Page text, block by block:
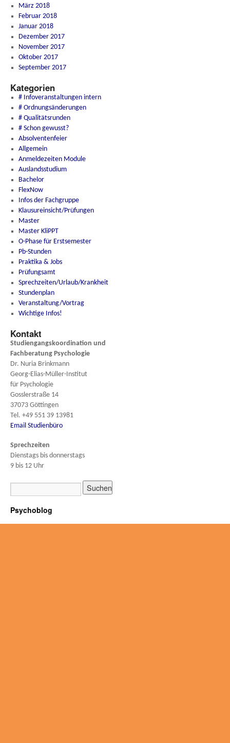
März 2018
Februar 2018
Januar 2018
Dezember 2017
November 2017
Oktober 2017
September 2017
Kategorien
# Infoveranstaltungen intern
# Ordnungsänderungen
# Qualitätsrunden
# Schon gewusst?
Absolventenfeier
Allgemein
Anmeldezeiten Module
Auslandsstudium
Bachelor
FlexNow
Infos der Fachgruppe
Klausureinsicht/Prüfungen
Master
Master KliPPT
O-Phase für Erstsemester
Pb-Stunden
Praktika & Jobs
Prüfungsamt
Sprechzeiten/Urlaub/Krankheit
Stundenplan
Veranstaltung/Vortrag
Wichtige Infos!
Kontakt
Studiengangskoordination und
Fachberatung Psychologie
Dr. Nuria Brinkmann
Georg-Elias-Müller-Institut
für Psychologie
Gosslerstraße 14
37073 Göttingen
Tel. +49 551 39 13981
Email Studienbüro
Sprechzeiten
Dienstags bis donnerstags
9 bis 12 Uhr
Psychoblog